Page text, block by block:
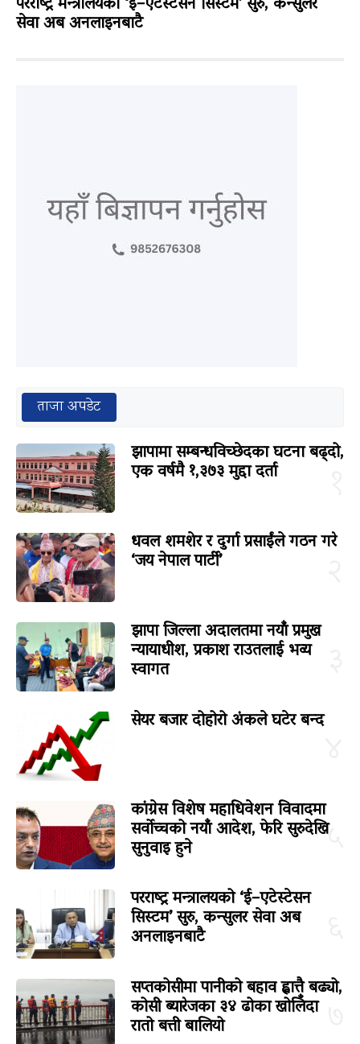
सेवा अब अनलाइनबाटै
ताजा अपडेट
झापामा सम्बन्धविच्छेदका घटना बढ्दो,
एक वर्षमै १,३७३ मुद्दा दर्ता
धवल शमशेर र दुर्गा प्रसाईंले गठन गरे
‘जय नेपाल पार्टी’
झापा जिल्ला अदालतमा नयाँ प्रमुख
न्यायाधीश, प्रकाश राउतलाई भव्य
स्वागत
सेयर बजार दोहोरो अंकले घटेर बन्द
५
कांग्रेस विशेष महाधिवेशन विवादमा
सर्वोच्चको नयाँ आदेश, फेरि सुरुदेखि
सुनुवाइ हुने
परराष्ट्र मन्त्रालयको ‘ई–एटेस्टेसन
सिस्टम’ सुरु, कन्सुलर सेवा अब
अनलाइनबाटै
सप्तकोसीमा पानीको बहाव ह्वात्तै बढ्यो,
कोसी ब्यारेजका ३४ ढोका खोलिँदा
रातो बत्ती बालियो